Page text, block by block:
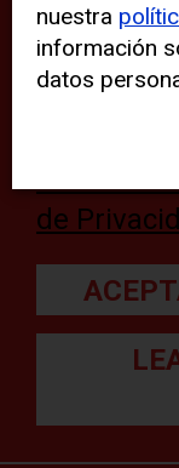
web,
web. Para
de
nuestra
información
datos